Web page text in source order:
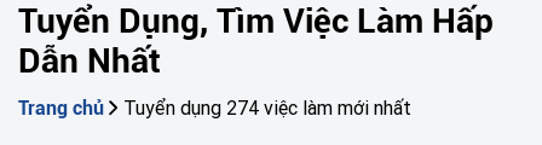
Tuyển Dụng, Tìm Việc Làm Hấp
Dẫn Nhất
Trang chủ Tuyển dụng 274 việc làm mới nhất